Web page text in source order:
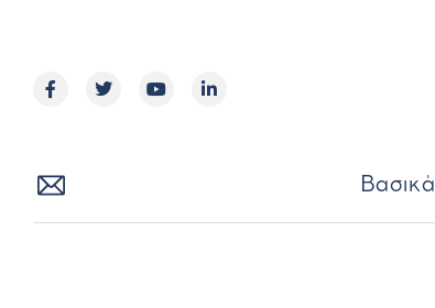
Βασικά